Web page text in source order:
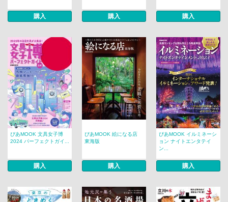
購入 購入 購入
ぴあMOOK 文具女子博
2024 パーフェクトガイ...
購入
ぴあMOOK 絵になる店
東海版
購入
ぴあMOOK イルミネーシ
ョン ナイトエンタテイ
ン...
購入